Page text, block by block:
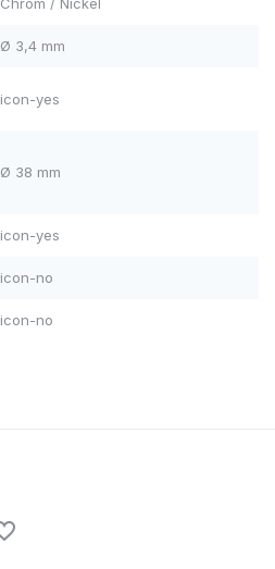
Chrom / Nickel
Ø 3,4 mm
icon-yes
Ø 38 mm
icon-yes
icon-no
icon-no